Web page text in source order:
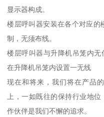
显示器构成。
楼层呼叫器安装在各个对应的
制，无须布线。
楼层呼叫器与升降机吊笼内无
在升降机吊笼内设置一无线
现在和将来，我们将在产品
上，一如既往的保持行业地
作伙伴是我们不懈的追求。